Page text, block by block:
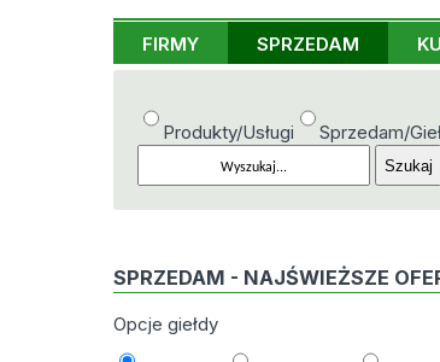
FIRMY SPRZEDAM
Produkty/Usługi Sprzedam/
SPRZEDAM - NAJŚWIEŻSZE
Opcje giełdy